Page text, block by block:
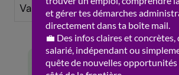
Valais
Fr/All Modere
🍀 Bons cotes